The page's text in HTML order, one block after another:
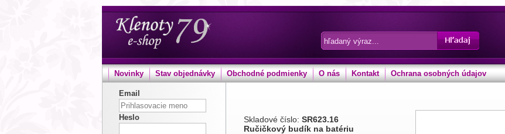
Novinky Stav objednávky Obchodné podmienky O nás Kontakt Ochrana osobných údajov
Email
Heslo Skladové číslo: SR623.16
Ručičkový budík na batériu